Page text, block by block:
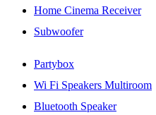
Home Cinema Receiver
Subwoofer
Partybox
Wi Fi Speakers Multiroom
Bluetooth Speaker